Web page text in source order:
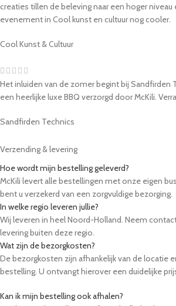
creaties tillen de beleving naar een hoger
evenement in Cool kunst en cultuur nog cooler.
Cool Kunst & Cultuur
Het inluiden van de zomer begint bij Sandfirden
een heerlijke luxe BBQ verzorgd door McKili.
Sandfirden Technics
Verzending & levering
Hoe wordt mijn bestelling geleverd?
McKili levert alle bestellingen met onze eigen
bent u verzekerd van een zorgvuldige bezorging.
In welke regio leveren jullie?
Wij leveren in heel Noord-Holland. Neem
levering buiten deze regio.
Wat zijn de bezorgkosten?
De bezorgkosten zijn afhankelijk van de locatie
bestelling. U ontvangt hierover een duidelijke
Kan ik mijn bestelling ook afhalen?